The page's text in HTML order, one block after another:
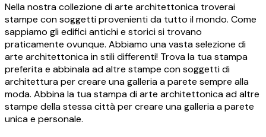
Nella nostra collezione di arte architettonica troverai
stampe con soggetti provenienti da tutto il mondo. Come
sappiamo gli edifici antichi e storici si trovano
praticamente ovunque. Abbiamo una vasta selezione di
arte architettonica in stili differenti! Trova la tua stampa
preferita e abbinala ad altre stampe con soggetti di
architettura per creare una galleria a parete sempre alla
moda. Abbina la tua stampa di arte architettonica ad altre
stampe della stessa città per creare una galleria a parete
unica e personale.